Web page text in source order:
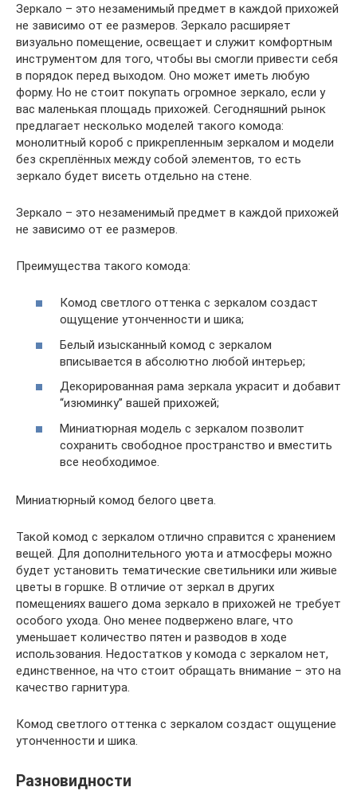
Зеркало – это незаменимый предмет в каждой прихожей
не зависимо от ее размеров. Зеркало расширяет
визуально помещение, освещает и служит комфортным
инструментом для того, чтобы вы смогли привести себя
в порядок перед выходом. Оно может иметь любую
форму. Но не стоит покупать огромное зеркало, если у
вас маленькая площадь прихожей. Сегодняшний рынок
предлагает несколько моделей такого комода:
монолитный короб с прикрепленным зеркалом и модели
без скреплённых между собой элементов, то есть
зеркало будет висеть отдельно на стене.
Зеркало – это незаменимый предмет в каждой прихожей
не зависимо от ее размеров.
Преимущества такого комода:
Комод светлого оттенка с зеркалом создаст
ощущение утонченности и шика;
Белый изысканный комод с зеркалом
вписывается в абсолютно любой интерьер;
Декорированная рама зеркала украсит и добавит
“изюминку” вашей прихожей;
Миниатюрная модель с зеркалом позволит
сохранить свободное пространство и вместить
все необходимое.
Миниатюрный комод белого цвета.
Такой комод с зеркалом отлично справится с хранением
вещей. Для дополнительного уюта и атмосферы можно
будет установить тематические светильники или живые
цветы в горшке. В отличие от зеркал в других
помещениях вашего дома зеркало в прихожей не требует
особого ухода. Оно менее подвержено влаге, что
уменьшает количество пятен и разводов в ходе
использования. Недостатков у комода с зеркалом нет,
единственное, на что стоит обращать внимание – это на
качество гарнитура.
Комод светлого оттенка с зеркалом создаст ощущение
утонченности и шика.
Разновидности